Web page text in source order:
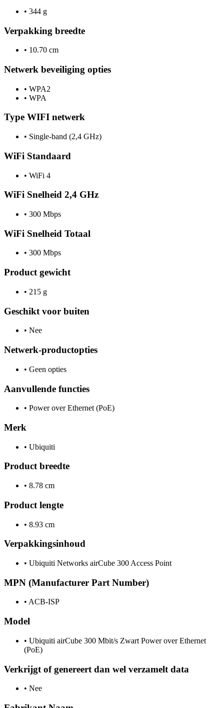
• 344 g
Verpakking breedte
• 10.70 cm
Netwerk beveiliging opties
• WPA2
• WPA
Type WIFI netwerk
• Single-band (2,4 GHz)
WiFi Standaard
• WiFi 4
WiFi Snelheid 2,4 GHz
• 300 Mbps
WiFi Snelheid Totaal
• 300 Mbps
Product gewicht
• 215 g
Geschikt voor buiten
• Nee
Netwerk-productopties
• Geen opties
Aanvullende functies
• Power over Ethernet (PoE)
Merk
• Ubiquiti
Product breedte
• 8.78 cm
Product lengte
• 8.93 cm
Verpakkingsinhoud
• Ubiquiti Networks airCube 300 Access Point
MPN (Manufacturer Part Number)
• ACB-ISP
Model
• Ubiquiti airCube 300 Mbit/s Zwart Power over Ethernet
(PoE)
Verkrijgt of genereert dan wel verzamelt data
• Nee